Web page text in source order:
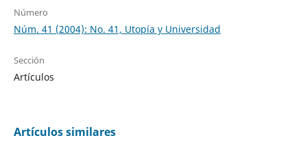
Número
Núm. 41 (2004): No. 41, Utopía y Universidad
Sección
Artículos
Artículos similares